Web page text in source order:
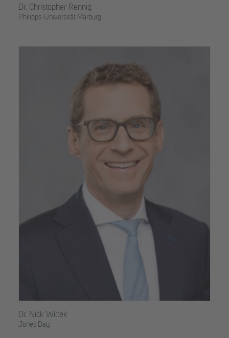
Dr. Christopher Rennig
Philipps-Universität Marburg
Dr. Nick Wittek
Jones Day